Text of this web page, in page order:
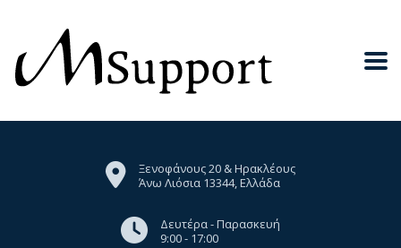
Ξενοφάνους 20 & Ηρακλέους
Άνω Λιόσια 13344, Ελλάδα
Δευτέρα - Παρασκευή
9:00 - 17:00